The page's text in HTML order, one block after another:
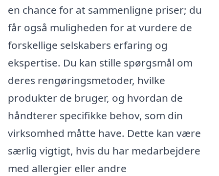
en chance for at sammenligne priser; du
får også muligheden for at vurdere de
forskellige selskabers erfaring og
ekspertise. Du kan stille spørgsmål om
deres rengøringsmetoder, hvilke
produkter de bruger, og hvordan de
håndterer specifikke behov, som din
virksomhed måtte have. Dette kan være
særlig vigtigt, hvis du har medarbejdere
med allergier eller andre